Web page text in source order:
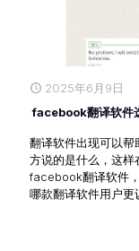
2025年6月9日
facebook翻译软件
翻译软件出现可以
方说的是什么，这
facebook翻译软件
哪款翻译软件用户更